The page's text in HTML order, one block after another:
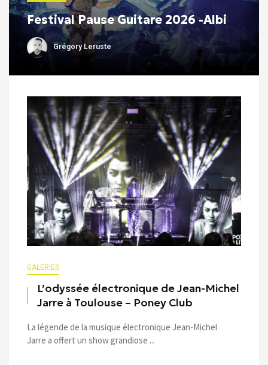
Festival Pause Guitare 2026 -Albi
Grégory Leruste
GALERIES
L’odyssée électronique de Jean-Michel
Jarre à Toulouse – Poney Club
La légende de la musique électronique Jean-Michel
Jarre a offert un show grandiose ...